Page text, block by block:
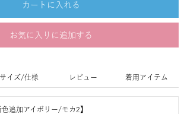
カートに入れる
お気に入りに追加する
サイズ/仕様 レビュー 着用アイテム
色追加アイボリー/モカ2】